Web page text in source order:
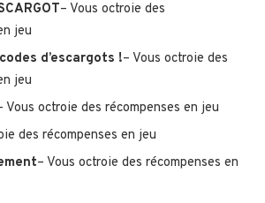
– Vous octroie des
jeu
d’escargots !– Vous octroie des
jeu
Vous octroie des récompenses en jeu
des récompenses en jeu
– Vous octroie des récompenses en